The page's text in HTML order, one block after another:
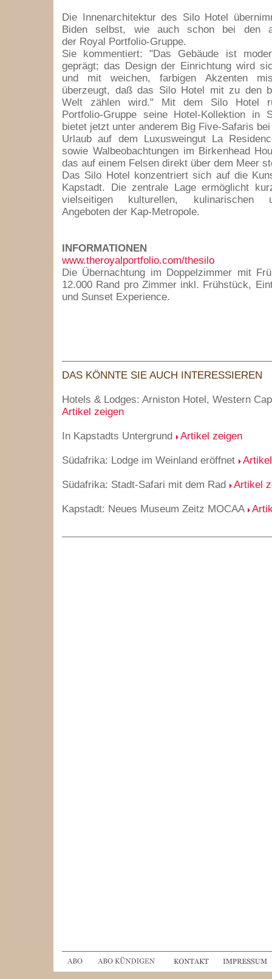
Die Innenarchitektur des Silo Hotel
Biden selbst, wie auch schon bei den
der Royal Portfolio-Gruppe.
Sie kommentiert: "Das Gebäude ist
geprägt; das Design der Einrichtung wird
und mit weichen, farbigen Akzenten
überzeugt, daß das Silo Hotel mit zu den
Welt zählen wird." Mit dem Silo Hotel
Portfolio-Gruppe seine Hotel-Kollektion in
bietet jetzt unter anderem Big Five-Safaris
Urlaub auf dem Luxusweingut La
sowie Walbeobachtungen im Birkenhead
das auf einem Felsen direkt über dem Meer
Das Silo Hotel konzentriert sich auf die
Kapstadt. Die zentrale Lage ermöglicht
vielseitigen kulturellen, kulinarischen
Angeboten der Kap-Metropole.
INFORMATIONEN
www.theroyalportfolio.com/thesilo
Die Übernachtung im Doppelzimmer mit
12.000 Rand pro Zimmer inkl. Frühstück,
und Sunset Experience.
DAS KÖNNTE SIE AUCH INTERESSIEREN
Hotels & Lodges: Arniston Hotel, Western
Artikel zeigen
In Kapstadts Untergrund Artikel zeigen
Südafrika: Lodge im Weinland eröffnet
Südafrika: Stadt-Safari mit dem Rad Artikel
Kapstadt: Neues Museum Zeitz MOCAA